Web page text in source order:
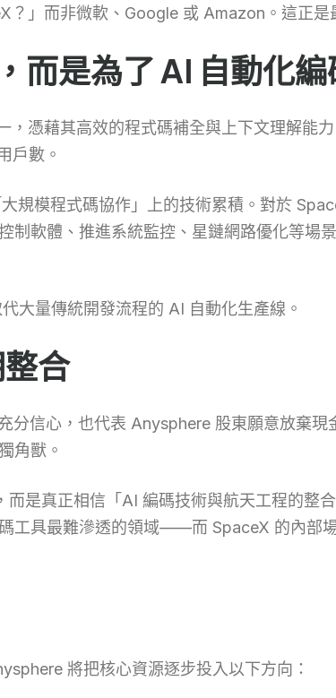
」而非微軟、Google 或 Amazon。這正是
而是為了 AI 自動化
憑藉其高效的程式碼補全與上下文理解能
戶數。
規模程式碼協作」上的技術累積。對於
軟體、推進系統監控、星鏈網路優化等場
大量傳統開發流程的 AI 自動化生產線。
合
信心，也代表 Anysphere 股東願意放棄現
角獸。
是真正相信「AI 編碼技術與航天工程的整
工具最難滲透的領域——而 SpaceX 的內部
將把核心資源逐步投入以下方向：